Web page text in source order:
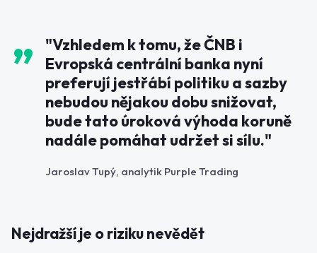
"Vzhledem k tomu, že ČNB i
Evropská centrální banka nyní
preferují jestřábí politiku a sazby
nebudou nějakou dobu snižovat,
bude tato úroková výhoda koruně
nadále pomáhat udržet si sílu."
Jaroslav Tupý, analytik Purple Trading
Nejdražší je o riziku nevědět